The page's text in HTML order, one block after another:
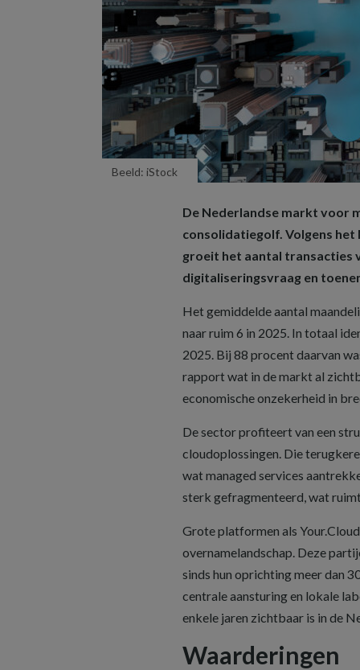
Beeld: iStock
De Nederlandse markt voor
consolidatiegolf. Volgens het
groeit het aantal transacties
digitaliseringsvraag en
Het gemiddelde aantal
naar ruim 6 in 2025. In totaal
2025. Bij 88 procent daarvan
rapport wat in de markt al
economische onzekerheid in
De sector profiteert van een
cloudoplossingen. Die
wat managed services
sterk gefragmenteerd, wat
Grote platformen als
overnamelandschap. Deze
sinds hun oprichting meer dan
centrale aansturing en lokale
enkele jaren zichtbaar is in de
Waarderingen